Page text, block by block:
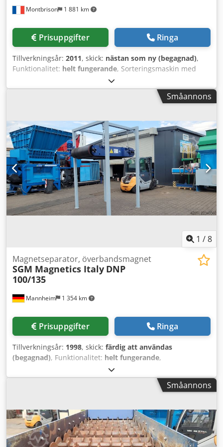
Montbrison 1 881 km
Prisuppgifter Ringa
Tillverkningsår: 2011, skick: nästan som ny (begagnad),
Funktionalitet: helt fungerande, Sorteringsmaskin med
röntgen. Tillverkare: TITECH TOMRA Typ: X-TRACT 1200
Maskinen är i PERFEKT SKICK och fungerar som den ska.
Fullständig översyn av maskinen har utförts. Röntgenkälla
Transportband utbytt: 10 000 € Användningsområde:
Dedpjyy A Uwofx Am Tokr Sortering av bromerade plaster i
D3E-flödet. Sortering av metaller. Sortering av trä, glas och
PVC för framställning av återvunnet material (CSR).
Sortering av organiskt avfall.
Småannons
1 /8
Mannheim 1 354 km
Magnetseparator, överbandsmagnet
SGM Magnetics Italy DNP
100/135
Prisuppgifter Ringa
Tillverkningsår: 1998, skick: färdig att användas
(begagnad), Funktionalitet: helt fungerande,
Permanentmagnet för bandtransportör, inklusive stativ,
Bandhastighet: ca 1,7 m/s, motoreffekt: 4 kW (växelmotor,
helt ny), Total längd: ca 2650 mm, bredd: 1500 mm, höjd:
installationsavstånd: 200–250 mm (max 300 mm), vikt utan
stativ: ca 3000 kg. Dkodpfxezma Ewe Am Tor
Småannons